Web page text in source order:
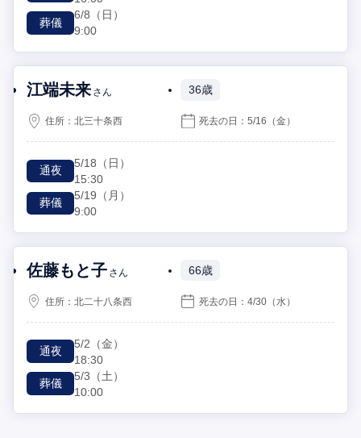
葬儀
6/8 （日）
9:00
江端未来 さん 36歳
住所：北三十条西 死去の日：5/16 （金）
通夜
5/18 （日）
15:30
葬儀
5/19 （月）
9:00
佐藤もと子 さん 66歳
住所：北二十八条西 死去の日：4/30 （水）
通夜
5/2 （金）
18:30
葬儀
5/3 （土）
10:00